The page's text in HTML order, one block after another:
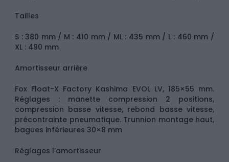
Tailles
S : 380 mm / M : 410 mm / ML : 435 mm / L : 460 mm /
XL : 490 mm
Amortisseur arrière
Fox Float-X Factory Kashima EVOL LV, 185×55 mm.
Réglages : manette compression 2 positions,
compression basse vitesse, rebond basse vitesse,
précontrainte pneumatique. Trunnion montage haut,
bagues inférieures 30×8 mm
Réglages l’amortisseur